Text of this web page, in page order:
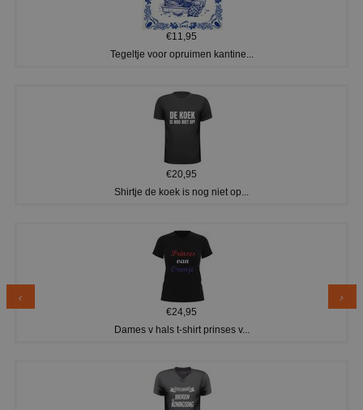
€11,95
Tegeltje voor opruimen kantine...
€20,95
Shirtje de koek is nog niet op...
€24,95
Dames v hals t-shirt prinses v...